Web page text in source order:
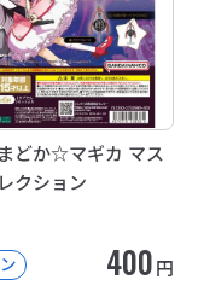
どか☆マギカ マス
クション
400円